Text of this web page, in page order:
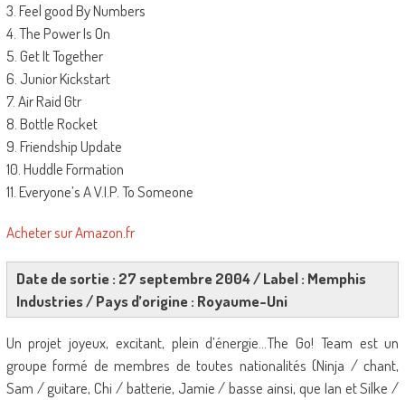
3. Feel good By Numbers
4. The Power Is On
5. Get It Together
6. Junior Kickstart
7. Air Raid Gtr
8. Bottle Rocket
9. Friendship Update
10. Huddle Formation
11. Everyone’s A V.I.P. To Someone
Acheter sur Amazon.fr
Date de sortie : 27 septembre 2004 / Label : Memphis
Industries / Pays d’origine : Royaume-Uni
Un projet joyeux, excitant, plein d’énergie…The Go! Team est un
groupe formé de membres de toutes nationalités (Ninja / chant,
Sam / guitare, Chi / batterie, Jamie / basse ainsi, que Ian et Silke /